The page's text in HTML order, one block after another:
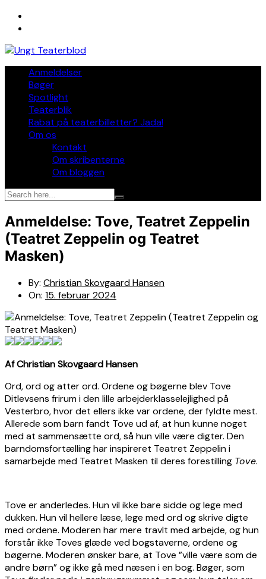
Skip
Anmeldelser
Bøger
Spotlight
Teaterblik
Rabat på teaterbilletter? Jada!
Om os
Kontakt
Om skribenterne
Om bloggen
Anmeldelse: Tove, Teatret Zeppelin
(Teatret Zeppelin og Teatret
Masken)
By: Christian Skovgaard Hansen
On: 15. februar 2024
Af Christian Skovgaard Hansen
Ord, ord og atter ord. Ordene og bøgerne blev Tove
Ditlevsens frirum i den lille arbejderklasselejlighed på
Vesterbro, hvor det ellers ikke var ordene, der fyldte mest.
Allerede som barn fandt Tove ud af, at hun kunne noget
med at sammensætte ord, så hun ville være digter. Den
barndomsfortælling har inspireret Teatret Zeppelin i
samarbejde med Teatret Masken til deres forestilling Tove.
Tove er anderledes. Hun vil ikke bare sidde og lege med
dukken. Hun vil hellere læse, lege med ord og skrive digte
med ordene. Moderen har mere travlt med arbejde, og hun
forstår ikke Toves glæde ved bogstaverne, ordene og
bøgerne. Moderen ønsker bare, at Tove ”ville være som de
andre børn” og ikke gå med næsen i en bog. Bøger, som